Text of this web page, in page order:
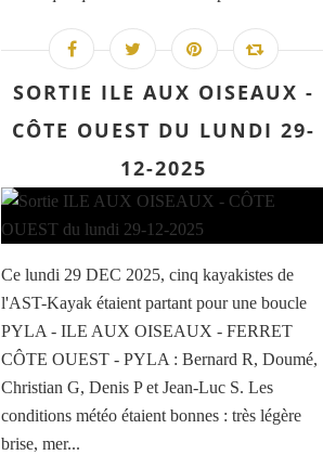
SORTIE ILE AUX OISEAUX -
CÔTE OUEST DU LUNDI 29-
12-2025
Ce lundi 29 DEC 2025, cinq kayakistes de
l'AST-Kayak étaient partant pour une boucle
PYLA - ILE AUX OISEAUX - FERRET
CÔTE OUEST - PYLA : Bernard R, Doumé,
Christian G, Denis P et Jean-Luc S. Les
conditions météo étaient bonnes : très légère
brise, mer...